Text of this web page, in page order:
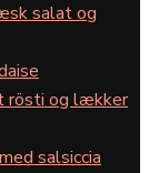
salat og
rösti og lækker
salsiccia